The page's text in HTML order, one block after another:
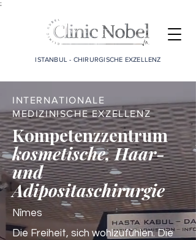
;
ISTANBUL - CHIRURGISCHE EXZELLENZ
INTERNATIONALE
MEDIZINISCHE EXZELLENZ
Kompetenzzentrum
kosmetische, Haar-
und
Adipositaschirurgie
Nîmes
Die Freiheit, sich wohlzufühlen. Die